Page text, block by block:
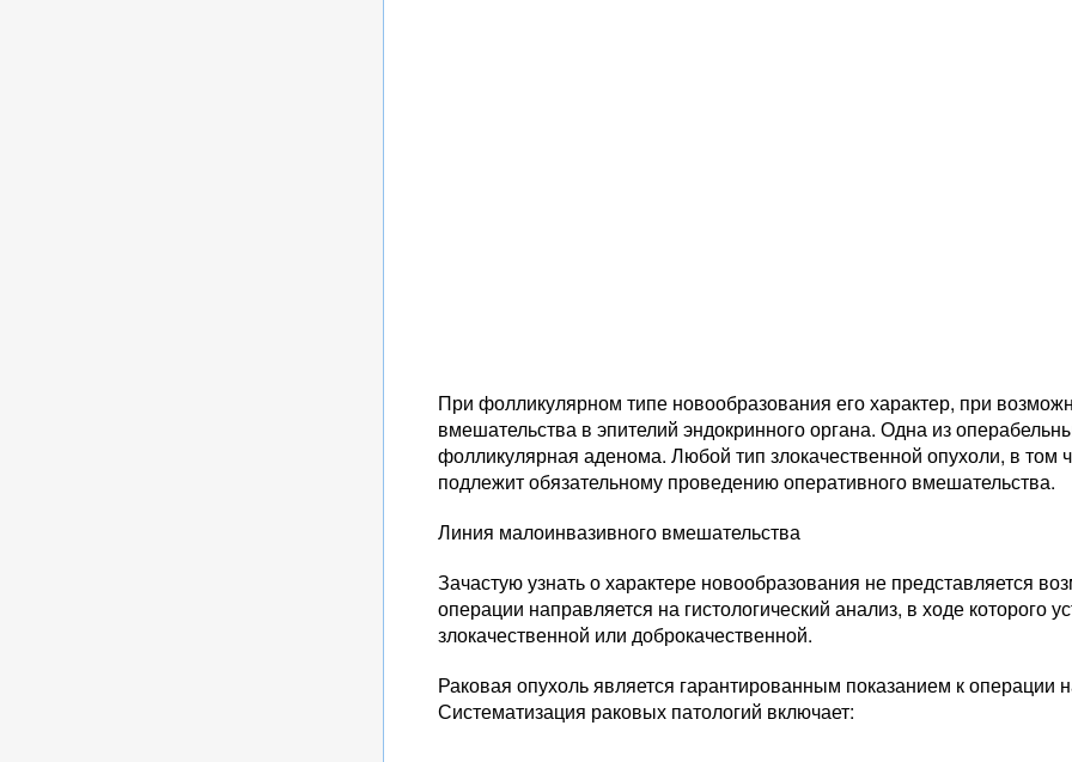
При фолликулярном типе новообразования его характер, при
вмешательства в эпителий эндокринного органа. Одна из
фолликулярная аденома. Любой тип злокачественной опухоли, в том
подлежит обязательному проведению оперативного вмешательства.
Линия малоинвазивного вмешательства
Зачастую узнать о характере новообразования не представляется
операции направляется на гистологический анализ, в ходе которого
злокачественной или доброкачественной.
Раковая опухоль является гарантированным показанием к операции
Систематизация раковых патологий включает: